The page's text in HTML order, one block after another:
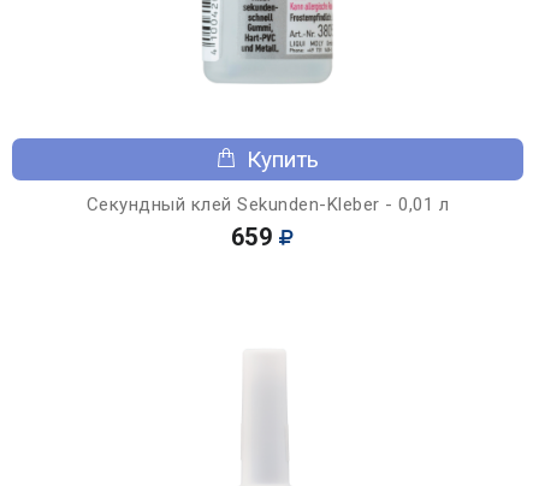
Купить
Секундный клей Sekunden-Kleber - 0,01 л
659